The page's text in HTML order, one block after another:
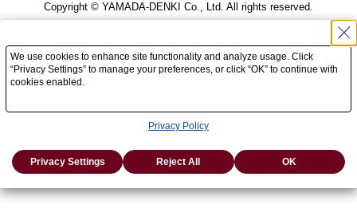
Copyright © YAMADA-DENKI Co., Ltd. All rights reserved.
We use cookies to enhance site functionality and analyze usage. Click
“Privacy Settings” to manage your preferences, or click “OK” to continue with
cookies enabled.
Privacy Policy
Privacy Settings Reject All OK